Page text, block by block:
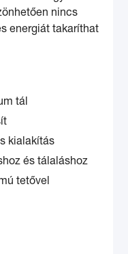
nincs
energiát takaríthat
tál
kialakítás
és tálaláshoz
tetővel